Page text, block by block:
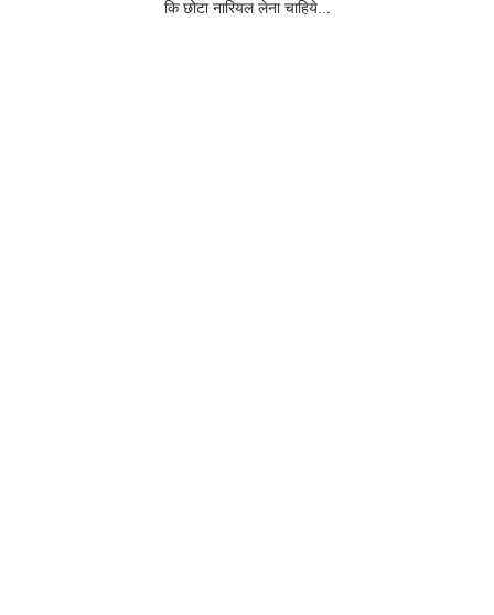
कि छोटा नारियल लेना चाहिये...